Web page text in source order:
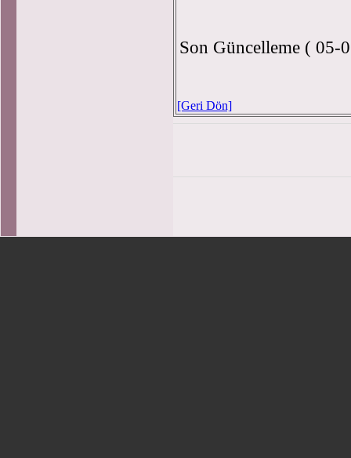
Son Güncelleme ( 05-
[Geri Dön]